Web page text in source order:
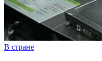
В стране